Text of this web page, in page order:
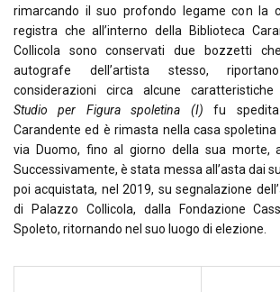
rimarcando il suo profondo legame con la
registra che all’interno della Biblioteca
Collicola sono conservati due bozzetti
autografe dell’artista stesso,
considerazioni circa alcune caratteristiche
Studio per Figura spoletina (I) fu
Carandente ed è rimasta nella casa spoletina
via Duomo, fino al giorno della sua morte,
Successivamente, è stata messa all’asta dai
poi acquistata, nel 2019, su segnalazione
di Palazzo Collicola, dalla Fondazione
Spoleto, ritornando nel suo luogo di elezione.